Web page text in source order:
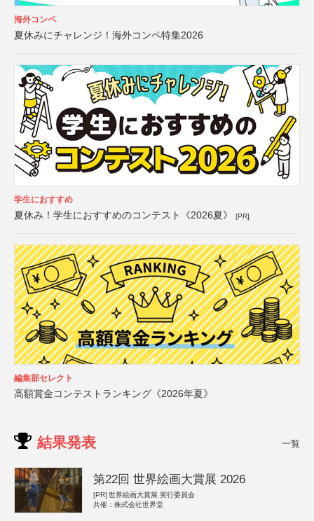
海外コンペ
夏休みにチャレンジ！海外コンペ特集2026
学生におすすめ
夏休み！学生におすすめのコンテスト《2026夏》 [PR]
編集部セレクト
高額賞金コンテストランキング《2026年夏》
結果発表 一覧
第22回 世界絵画大賞展 2026
[PR] 世界絵画大賞展 実行委員会
共催：株式会社世界堂